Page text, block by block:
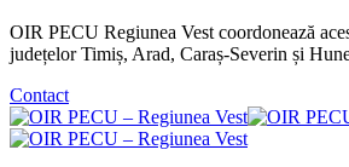
OIR PECU Regiunea Vest coordonează
județelor Timiș, Arad, Caraș-Severin și
Contact